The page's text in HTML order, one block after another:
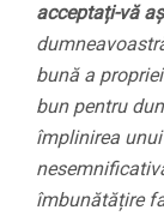
acceptați-vă
bună a
bun pentru
împlinirea
îmbunătățire